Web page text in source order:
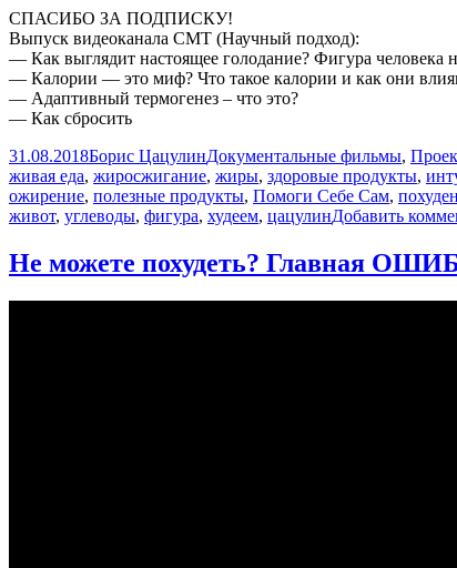
СПАСИБО ЗА ПОДПИСКУ!
Выпуск видеоканала CMT (Научный подход):
— Как выглядит настоящее голодание? Фигура человека
— Калории — это миф? Что такое калории и как они
— Адаптивный термогенез – что это?
— Как сбросить
Опубликовано
31.08.2018Автор
Борис ЦацулинРубрики
Документальные фильмы,
живая еда, жиросжигание, жиры, здоровые продукты,
ожирение, полезные продукты, Помоги Себе Сам,
живот, углеводы, фигура, худеем, цацулинДобавить
Не можете похудеть? Главная